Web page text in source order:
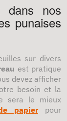
dans nos
punaises
sur divers
est pratique
devez afficher
besoin et la
sera le mieux
papierpour